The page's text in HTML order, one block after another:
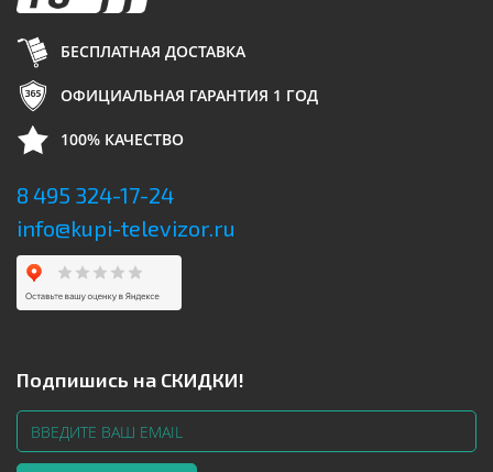
БЕСПЛАТНАЯ ДОСТАВКА
ОФИЦИАЛЬНАЯ ГАРАНТИЯ 1 ГОД
100% КАЧЕСТВО
8 495 324-17-24
info@kupi-televizor.ru
Подпишись на СКИДКИ!